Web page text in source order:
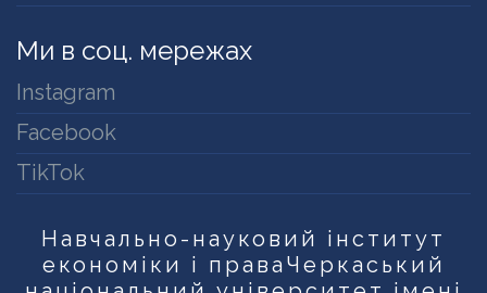
Ми в соц. мережах
Instagram
Facebook
TikTok
Навчально-науковий інститут
економіки і права Черкаський